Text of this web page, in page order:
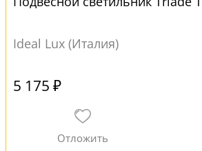
Ideal Lux (Италия)
5 175 ₽